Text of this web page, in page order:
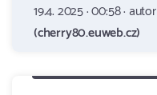
19.4. 2025 · 00:58 · autor
(cherry80.euweb.cz)